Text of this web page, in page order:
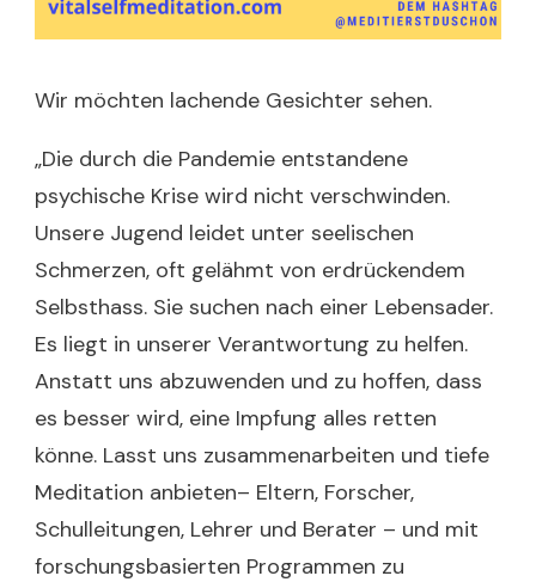
Wir möchten lachende Gesichter sehen.
„Die durch die Pandemie entstandene
psychische Krise wird nicht verschwinden.
Unsere Jugend leidet unter seelischen
Schmerzen, oft gelähmt von erdrückendem
Selbsthass. Sie suchen nach einer Lebensader.
Es liegt in unserer Verantwortung zu helfen.
Anstatt uns abzuwenden und zu hoffen, dass
es besser wird, eine Impfung alles retten
könne. Lasst uns zusammenarbeiten und tiefe
Meditation anbieten– Eltern, Forscher,
Schulleitungen, Lehrer und Berater – und mit
forschungsbasierten Programmen zu